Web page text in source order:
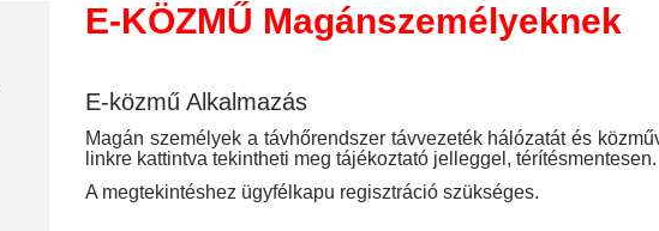
E-KÖZMŰ Magánszemélyeknek
E-közmű Alkalmazás
Magán személyek a távhőrendszer távvezeték hálózatát és
linkre kattintva tekintheti meg tájékoztató jelleggel, térítésmentesen.
A megtekintéshez ügyfélkapu regisztráció szükséges.